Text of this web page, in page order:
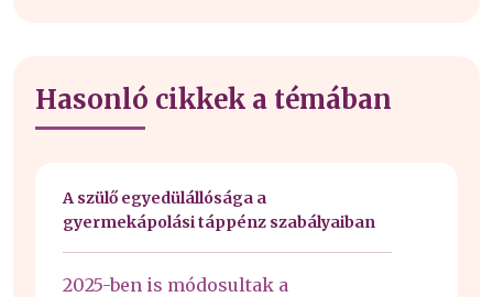
Hasonló cikkek a témában
A szülő egyedülállósága a
gyermekápolási táppénz szabályaiban
2025-ben is módosultak a